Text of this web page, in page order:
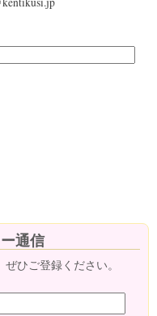
通信
ひご登録ください。